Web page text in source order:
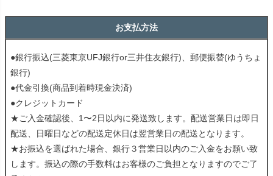
お支払方法
●銀行振込(三菱東京UFJ銀行or三井住友銀行)、郵便振替(ゆうちょ
銀行)
●代金引換(商品到着時現金決済)
●クレジットカード
★ご入金確認後、1〜2日以内に発送致します。配送営業日は即日
配送、日曜日などの配送定休日は翌営業日の配送となります。
★お振込を選ばれた場合、銀行３営業日以内のご入金をお願い致
します。振込の際の手数料はお客様のご負担となりますのでご了